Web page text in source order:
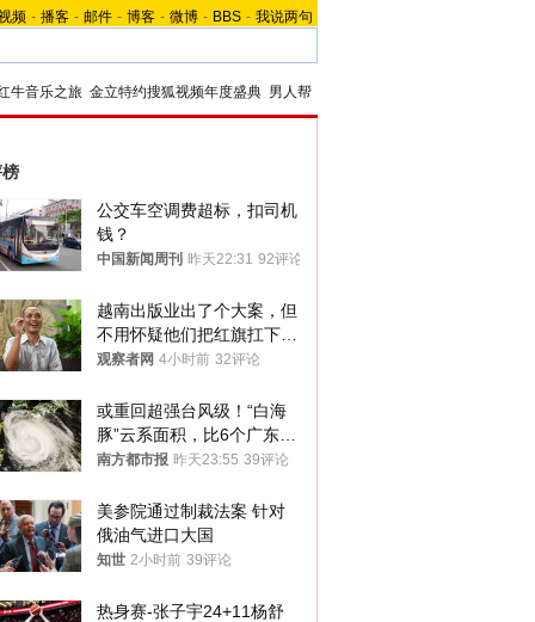
频 - 播客 - 邮件 - 博客 - 微博 - BBS - 我说两句
牛音乐之旅 金立特约搜狐视频年度盛典 男人帮
公交车空调费超标，扣司机
钱？
中国新闻周刊 昨天22:31 92评论
越南出版业出了个大案，但
不用怀疑他们把红旗扛下去
的决心
观察者网 4小时前 32评论
或重回超强台风级！“白海
豚”云系面积，比6个广东还
大！深圳官方：注意这件事
南方都市报 昨天23:55 39评论
美参院通过制裁法案 针对
俄油气进口大国
知世 2小时前 39评论
热身赛-张子宇24+11杨舒